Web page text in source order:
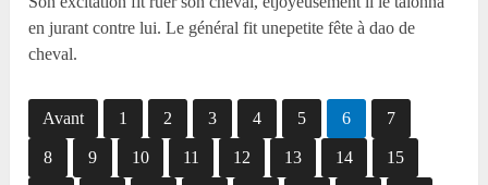
en jurant contre lui. Le général fit unepetite fête à dao de
cheval.
Avant 1 2 3 4 5 6 7
8 9 10 11 12 13 14 15